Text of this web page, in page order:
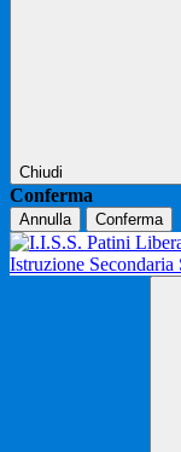
Chiudi
Conferma
Annulla Conferma
Istruzione Secondaria